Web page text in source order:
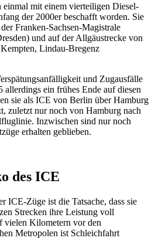
mit einem vierteiligen Diesel-
der 2000er beschafft worden. Sie
Franken-Sachsen-Magistrale
und auf der Allgäustrecke von
Lindau-Bregenz
und Zugausfälle
allerdings ein frühes Ende auf diesen
sie als ICE von Berlin über Hamburg
zuletzt nur noch von Hamburg nach
Inzwischen sind nur noch
erhalten geblieben.
des ICE
ICE-Züge ist die Tatsache, dass sie
Strecken ihre Leistung voll
vielen Kilometern vor den
Metropolen ist Schleichfahrt